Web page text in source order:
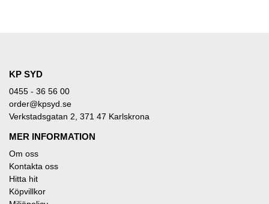
KP SYD
0455 - 36 56 00
order@kpsyd.se
Verkstadsgatan 2, 371 47 Karlskrona
MER INFORMATION
Om oss
Kontakta oss
Hitta hit
Köpvillkor